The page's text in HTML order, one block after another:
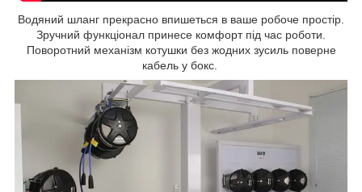
Водяний шланг прекрасно впишеться в ваше робоче простір.
Зручний функціонал принесе комфорт під час роботи.
Поворотний механізм котушки без жодних зусиль поверне
кабель у бокс.